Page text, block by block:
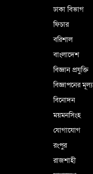
ঢাকা বিভাগ
ফিচার
বরিশাল
বাংলাদেশ
বিজ্ঞান প্রযুক্তি
বিজ্ঞাপনের মূল্য
বিনোদন
ময়মনসিংহ
যোগাযোগ
রংপুর
রাজশাহী